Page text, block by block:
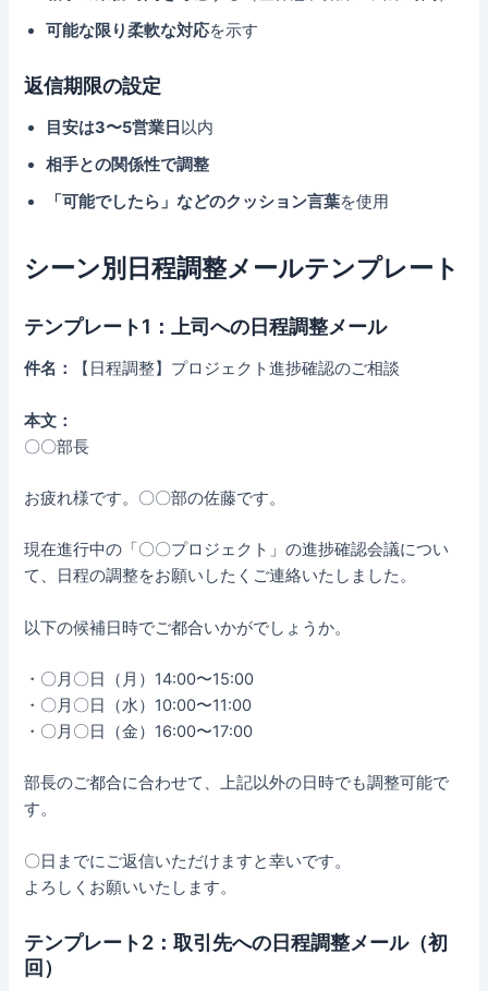
可能な限り柔軟な対応を示す
返信期限の設定
目安は3〜5営業日 以内
相手との関係性で調整
「可能でしたら」などのクッション言葉を使用
シーン別日程調整メールテンプレート
テンプレート1：上司への日程調整メール
件名： 【日程調整】プロジェクト進捗確認のご相談
本文：
〇〇部長
お疲れ様です。〇〇部の佐藤です。
現在進行中の「〇〇プロジェクト」の進捗確認会議につい
て、日程の調整をお願いしたくご連絡いたしました。
以下の候補日時でご都合いかがでしょうか。
・〇月〇日（月）14:00〜15:00
・〇月〇日（水）10:00〜11:00
・〇月〇日（金）16:00〜17:00
部長のご都合に合わせて、上記以外の日時でも調整可能で
す。
〇日までにご返信いただけますと幸いです。
よろしくお願いいたします。
テンプレート2：取引先への日程調整メール（初
回）